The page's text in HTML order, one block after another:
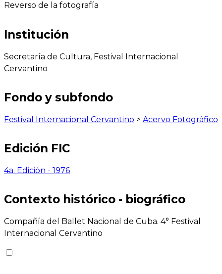
Reverso de la fotografía
Institución
Secretaría de Cultura, Festival Internacional
Cervantino
Fondo y subfondo
Festival Internacional Cervantino > Acervo Fotográfico
Edición FIC
4a. Edición - 1976
Contexto histórico - biográfico
Compañía del Ballet Nacional de Cuba. 4° Festival
Internacional Cervantino